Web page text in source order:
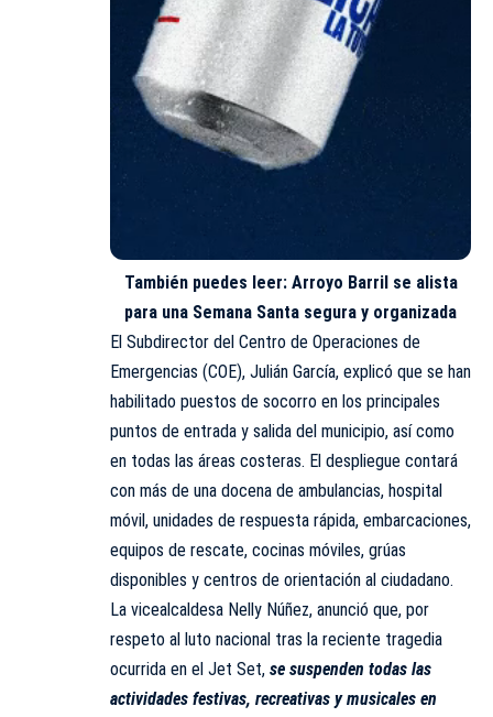
También puedes leer: Arroyo Barril se alista
para una Semana Santa segura y organizada
El Subdirector del Centro de Operaciones de
Emergencias (COE), Julián García, explicó que se han
habilitado puestos de socorro en los principales
puntos de entrada y salida del municipio, así como
en todas las áreas costeras. El despliegue contará
con más de una docena de ambulancias, hospital
móvil, unidades de respuesta rápida, embarcaciones,
equipos de rescate, cocinas móviles, grúas
disponibles y centros de orientación al ciudadano.
La vicealcaldesa Nelly Núñez, anunció que, por
respeto al luto nacional tras la reciente tragedia
ocurrida en el Jet Set, se suspenden todas las
actividades festivas, recreativas y musicales en